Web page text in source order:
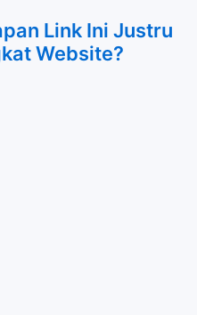
Link Ini Justru
Website?